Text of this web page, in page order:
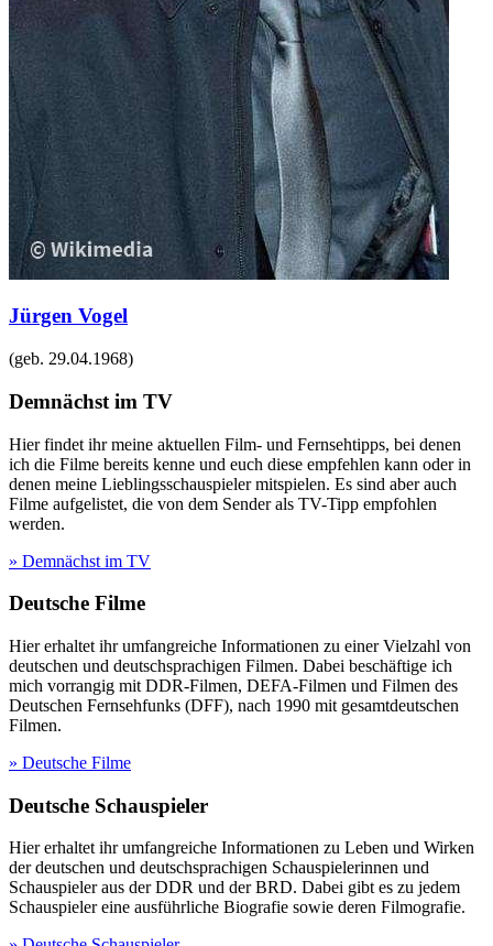
Jürgen Vogel
(geb. 29.04.1968)
Demnächst im TV
Hier findet ihr meine aktuellen Film- und Fernsehtipps, bei denen
ich die Filme bereits kenne und euch diese empfehlen kann oder in
denen meine Lieblingsschauspieler mitspielen. Es sind aber auch
Filme aufgelistet, die von dem Sender als TV-Tipp empfohlen
werden.
» Demnächst im TV
Deutsche Filme
Hier erhaltet ihr umfangreiche Informationen zu einer Vielzahl von
deutschen und deutschsprachigen Filmen. Dabei beschäftige ich
mich vorrangig mit DDR-Filmen, DEFA-Filmen und Filmen des
Deutschen Fernsehfunks (DFF), nach 1990 mit gesamtdeutschen
Filmen.
» Deutsche Filme
Deutsche Schauspieler
Hier erhaltet ihr umfangreiche Informationen zu Leben und Wirken
der deutschen und deutschsprachigen Schauspielerinnen und
Schauspieler aus der DDR und der BRD. Dabei gibt es zu jedem
Schauspieler eine ausführliche Biografie sowie deren Filmografie.